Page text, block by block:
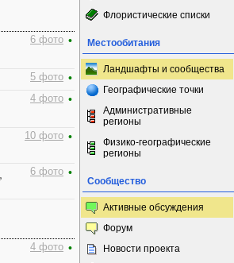
6 фото •
5 фото •
4 фото •
10 фото •
6 фото •
4 фото •
Флористические списки
Местообитания
Ландшафты и сообщества
Географические точки
Административные
регионы
Физико-географические
регионы
Сообщество
Активные обсуждения
Форум
Новости проекта